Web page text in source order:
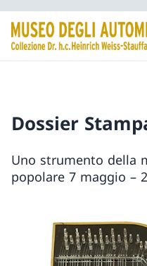
Dossier
Uno strumento della
popolare 7 maggio –